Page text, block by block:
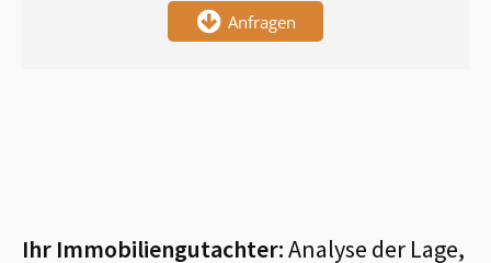
Anfragen
Ihr Immobiliengutachter:Analyse der Lage,